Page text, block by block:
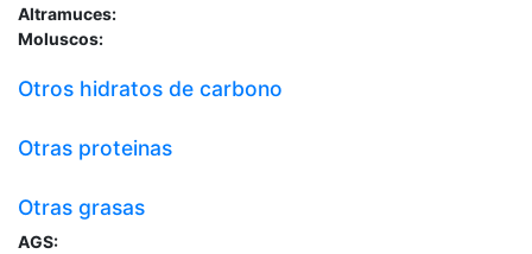
Altramuces:
Moluscos:
Otros hidratos de carbono
Otras proteinas
Otras grasas
AGS: